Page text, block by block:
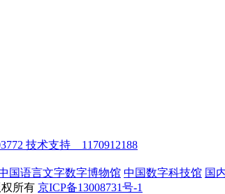
国语言文字数字博物馆 中国数字科技馆 国
所有 京ICP备13008731号-1
技术支持 1170912188